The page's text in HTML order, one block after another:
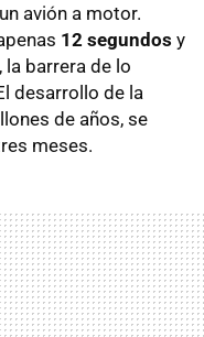
avión a motor.
12 segundos y
, la barrera de lo
desarrollo de la
de años, se
meses.